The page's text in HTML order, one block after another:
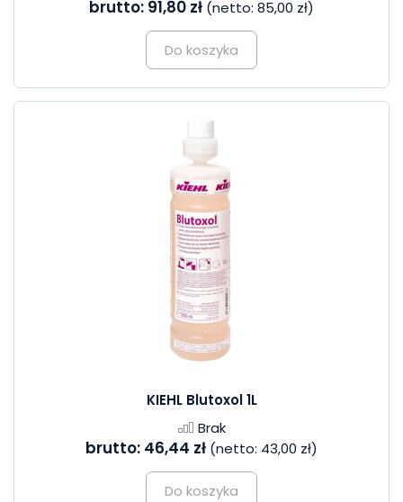
brutto: 91,80 zł (netto: 85,00 zł)
Do koszyka
KIEHL Blutoxol 1L
Brak
brutto: 46,44 zł (netto: 43,00 zł)
Do koszyka